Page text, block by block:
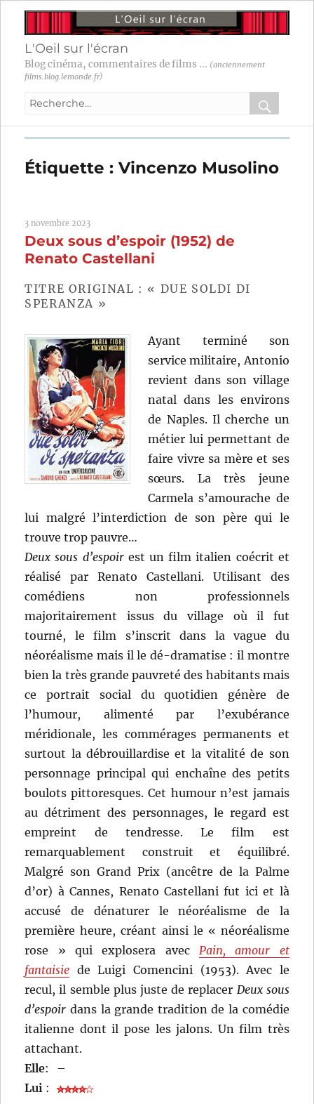
L'Oeil sur l'écran
Blog cinéma, commentaires de films ... (anciennement
films.blog.lemonde.fr)
Recherche
:
OK
Étiquette :Vincenzo Musolino
3 novembre 2023
Deux sous d’espoir (1952) de
Renato Castellani
TITRE ORIGINAL : « DUE SOLDI DI
SPERANZA »
Ayant terminé son
service militaire, Antonio
revient dans son village
natal dans les environs
de Naples. Il cherche un
métier lui permettant de
faire vivre sa mère et ses
sœurs. La très jeune
Carmela s’amourache de
lui malgré l’interdiction de son père qui le
trouve trop pauvre…
Deux sous d’espoirest un film italien coécrit et
réalisé par Renato Castellani. Utilisant des
comédiens non professionnels
majoritairement issus du village où il fut
tourné, le film s’inscrit dans la vague du
néoréalisme mais il le dé-dramatise : il montre
bien la très grande pauvreté des habitants mais
ce portrait social du quotidien génère de
l’humour, alimenté par l’exubérance
méridionale, les commérages permanents et
surtout la débrouillardise et la vitalité de son
personnage principal qui enchaîne des petits
boulots pittoresques. Cet humour n’est jamais
au détriment des personnages, le regard est
empreint de tendresse. Le film est
remarquablement construit et équilibré.
Malgré son Grand Prix (ancêtre de la Palme
d’or) à Cannes, Renato Castellani fut ici et là
accusé de dénaturer le néoréalisme de la
première heure, créant ainsi le « néoréalisme
rose » qui explosera avecPain, amour et
fantaisie de Luigi Comencini (1953). Avec le
recul, il semble plus juste de replacer Deux sous
d’espoir dans la grande tradition de la comédie
italienne dont il pose les jalons. Un film très
attachant.
Elle:
–
Lui :